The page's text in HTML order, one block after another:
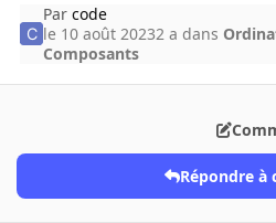
Parcode
le 10 août 20232 a dans
Composants
Répondre à